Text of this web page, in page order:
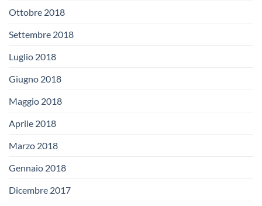
Ottobre 2018
Settembre 2018
Luglio 2018
Giugno 2018
Maggio 2018
Aprile 2018
Marzo 2018
Gennaio 2018
Dicembre 2017